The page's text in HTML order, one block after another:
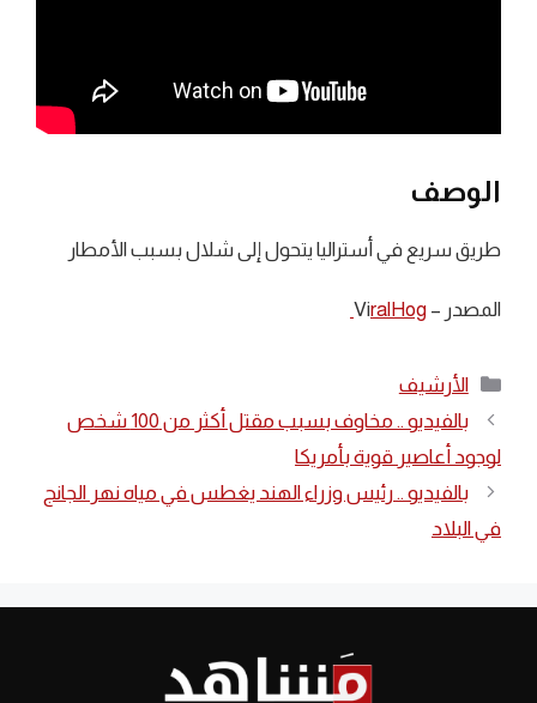
الوصف
طريق سريع في أستراليا يتحول إلى شلال بسبب الأمطار
المصدر – Vi ralHog
التصنيفات
الأرشيف
بالفيديو .. مخاوف بسبب مقتل أكثر من 100 شخص
لوجود أعاصير قوية بأمريكا
بالفيديو .. رئيس وزراء الهند يغطس في مياه نهر الجانج
في البلاد